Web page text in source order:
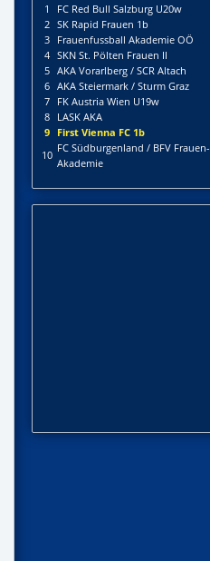
1 FC Red Bull Salzburg U20w
2 SK Rapid Frauen 1b
3
Frauenfussball Akademie OÖ
4 SKN St. Pölten Frauen II
5 AKA Vorarlberg / SCR Altach
6 AKA Steiermark / Sturm Graz
7
FK Austria Wien U19w
8
LASK AKA
9
First Vienna FC 1b
10
FC Südburgenland / BFV Frauen-
Akademie